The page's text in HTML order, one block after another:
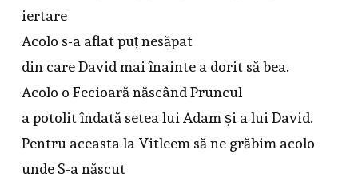
iertare
Acolo s-a aflat puț nesăpat
din care David mai înainte a dorit să bea.
Acolo o Fecioară născând Pruncul
a potolit îndată setea lui Adam și a lui David.
Pentru aceasta la Vitleem să ne grăbim acolo
unde S-a născut